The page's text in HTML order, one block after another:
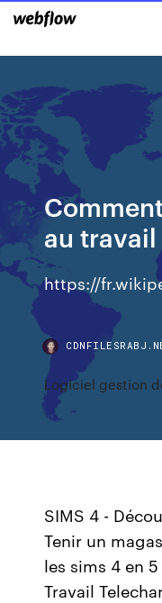
au travail
https://
Logiciel gestion
SIMS 4 -
Tenir un
les sims 4 en
Travail